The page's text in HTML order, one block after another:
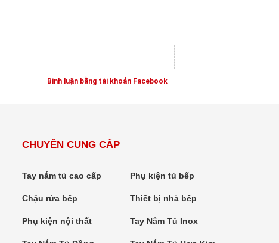
Bình luận bằng tài khoản Facebook
CHUYÊN CUNG CẤP
Tay nắm tủ cao cấp Phụ kiện tủ bếp
Chậu rửa bếp Thiết bị nhà bếp
Phụ kiện nội thất Tay Nắm Tủ Inox